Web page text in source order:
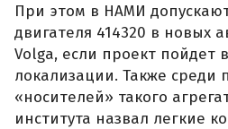
При этом в НАМИ
двигателя 414320 в новых
Volga, если проект пойдет
локализации. Также среди
«носителей» такого
института назвал легкие